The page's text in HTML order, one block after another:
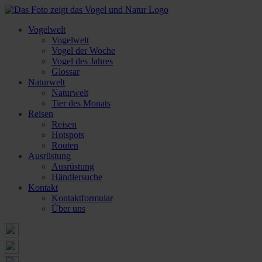
Vogelwelt
Vogelwelt
Vogel der Woche
Vogel des Jahres
Glossar
Naturwelt
Naturwelt
Tier des Monats
Reisen
Reisen
Hotspots
Routen
Ausrüstung
Ausrüstung
Händlersuche
Kontakt
Kontaktformular
Über uns